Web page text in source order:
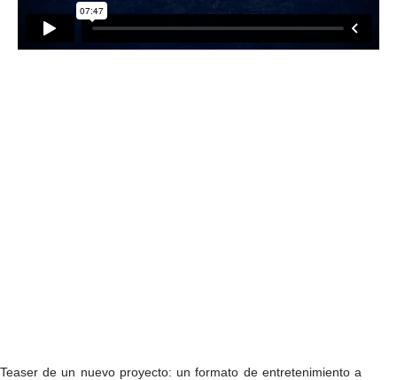
Teaser de un nuevo proyecto: un formato de entretenimiento a